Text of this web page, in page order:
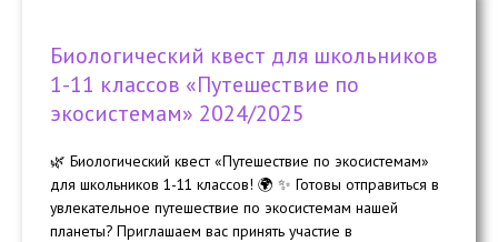
Биологический квест для школьников
1-11 классов «Путешествие по
экосистемам» 2024/2025
🌿 Биологический квест «Путешествие по экосистемам»
для школьников 1-11 классов! 🌍 ✨ Готовы отправиться в
увлекательное путешествие по экосистемам нашей
планеты? Приглашаем вас принять участие в